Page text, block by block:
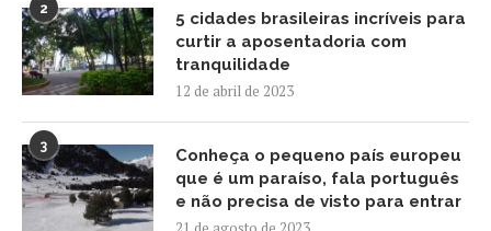
2
5 cidades brasileiras incríveis para
curtir a aposentadoria com
tranquilidade
12 de abril de 2023
3
Conheça o pequeno país europeu
que é um paraíso, fala português
e não precisa de visto para entrar